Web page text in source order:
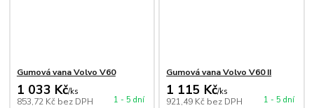
Gumová vana Volvo V60
1 033 Kč/ks
853,72 Kč bez DPH 1 - 5 dní
Gumová vana Volvo V60 II
1 115 Kč/ks
921,49 Kč bez DPH 1 - 5 dní